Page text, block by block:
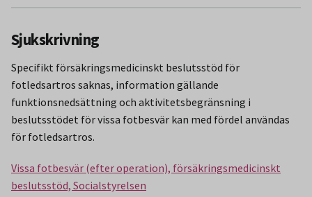
Sjukskrivning
Specifikt försäkringsmedicinskt beslutsstöd för
fotledsartros saknas, information gällande
funktionsnedsättning och aktivitetsbegränsning i
beslutsstödet för vissa fotbesvär kan med fördel användas
för fotledsartros.
Vissa fotbesvär (efter operation), försäkringsmedicinskt
beslutsstöd, Socialstyrelsen